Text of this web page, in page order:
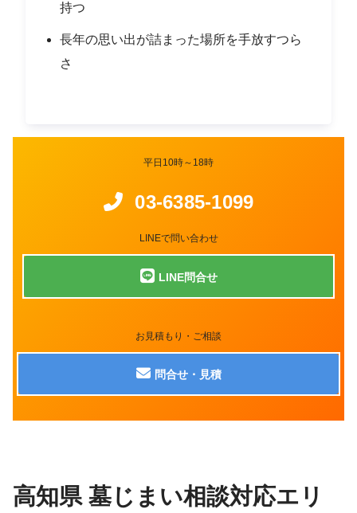
持つ
長年の思い出が詰まった場所を手放すつら
さ
平日10時～18時
03-6385-1099
LINEで問い合わせ
LINE問合せ
お見積もり・ご相談
問合せ・見積
高知県 墓じまい相談対応エリ